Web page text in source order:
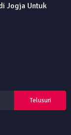
Jogja Untuk